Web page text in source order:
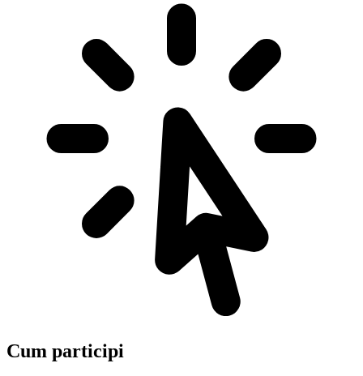
Cum participi